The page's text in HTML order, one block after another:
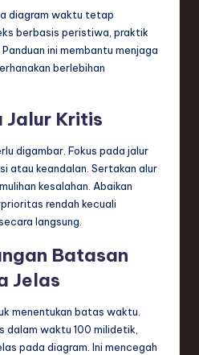
diagram waktu tetap
berbasis peristiwa, praktik
ini membantu menjaga
berlebihan
Jalur Kritis
digambar. Fokus pada jalur
atau keandalan. Sertakan alur
kesalahan. Abaikan
rendah kecuali
langsung.
Batasan
Jelas
menentukan batas waktu.
dalam waktu 100 milidetik,
pada diagram. Ini mencegah